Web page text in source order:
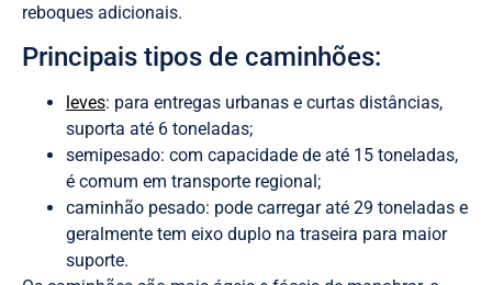
reboques adicionais.
Principais tipos de caminhões:
leves: para entregas urbanas e curtas distâncias,
suporta até 6 toneladas;
semipesado: com capacidade de até 15 toneladas,
é comum em transporte regional;
caminhão pesado: pode carregar até 29 toneladas e
geralmente tem eixo duplo na traseira para maior
suporte.